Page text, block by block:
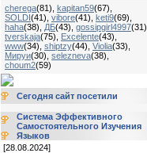
cherega(81) kapitan59(67)
SOLDI(41) vibore(41) keti9(69)
haha(38) ДБ(43) gossipgirl4997(31)
tverskaja(75) Excelente(43)
www(34) shiptzy(44) Violia(33)
Мируи(30) selezneva(38)
choum2(59)
Сегодня сайт посетили
Система Эффективного
Самостоятельного Изучения
Языков
[28.08.2024]